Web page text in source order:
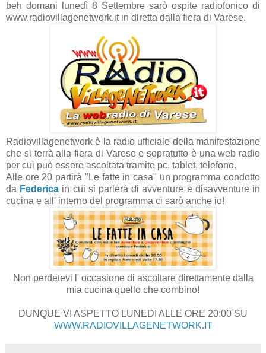
beh domani lunedì 8 Settembre sarò ospite radiofonico di
www.radiovillagenetwork.it in diretta dalla fiera di Varese.
Radiovillagenetwork è la radio ufficiale della manifestazione
che si terrà alla fiera di Varese e sopratutto è una web radio
per cui può essere ascoltata tramite pc, tablet, telefono.
Alle ore 20 partirà "Le fatte in casa" un programma condotto
da Federica in cui si parlerà di avventure e disavventure in
cucina e all' interno del programma ci sarò anche io!
Non perdetevi l' occasione di ascoltare direttamente dalla
mia cucina quello che combino!
DUNQUE VI ASPETTO LUNEDI ALLE ORE 20:00 SU
WWW.RADIOVILLAGENETWORK.IT